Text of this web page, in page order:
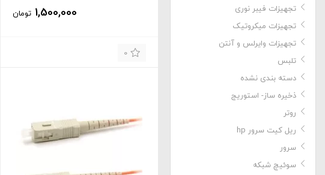
0
1,500,000 تومان
تجهیزات فیبر نوری
تجهیزات میکروتیک
تجهیزات وایرلس و آنتن
تلبس
دسته بندی نشده
ذخیره ساز- استوریج
روتر
ریل کیت سرور hp
سرور
سوئیچ شبکه